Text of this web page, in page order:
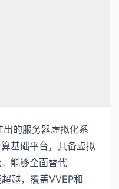
的服务器虚拟化系
基础平台，具备虚拟
能够全面替代
越，覆盖VVEP和